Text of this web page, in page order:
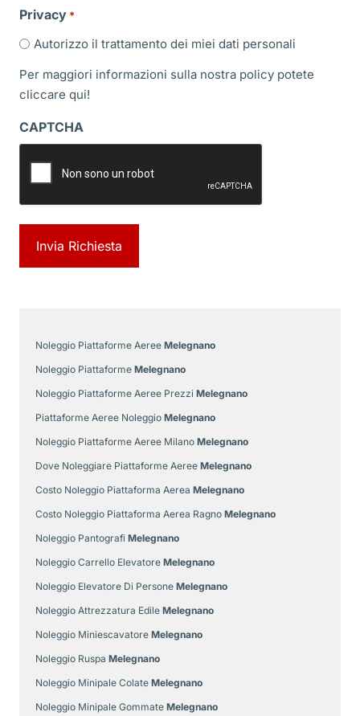
Privacy *
Autorizzo il trattamento dei miei dati personali
Per maggiori informazioni sulla nostra policy potete
cliccare qui!
CAPTCHA
Noleggio Piattaforme Aeree Melegnano
Noleggio Piattaforme Melegnano
Noleggio Piattaforme Aeree Prezzi Melegnano
Piattaforme Aeree Noleggio Melegnano
Noleggio Piattaforme Aeree Milano Melegnano
Dove Noleggiare Piattaforme Aeree Melegnano
Costo Noleggio Piattaforma Aerea Melegnano
Costo Noleggio Piattaforma Aerea Ragno Melegnano
Noleggio Pantografi Melegnano
Noleggio Carrello Elevatore Melegnano
Noleggio Elevatore Di Persone Melegnano
Noleggio Attrezzatura Edile Melegnano
Noleggio Miniescavatore Melegnano
Noleggio Ruspa Melegnano
Noleggio Minipale Colate Melegnano
Noleggio Minipale Gommate Melegnano